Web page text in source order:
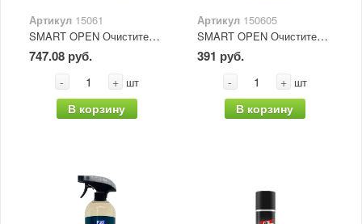
Артикул 15061
SMART OPEN Очиститель дисков и кузова нейтральный "Metal color 06" с индикатором, 1 л
747.08 руб.
- + шт
В корзину
Артикул 150605
SMART OPEN Очиститель дисков и кузова нейтральный "Metal color 06" с индикатором, 500 мл
391 руб.
- + шт
В корзину